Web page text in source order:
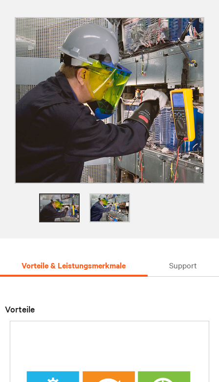
Vorteile & Leistungsmerkmale Support
Vorteile